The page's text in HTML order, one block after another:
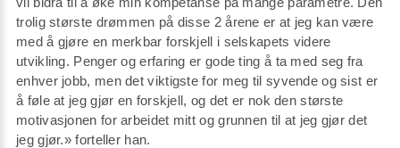
trolig største drømmen på disse 2 årene er at jeg kan være
med å gjøre en merkbar forskjell i selskapets videre
utvikling. Penger og erfaring er gode ting å ta med seg fra
enhver jobb, men det viktigste for meg til syvende og sist er
å føle at jeg gjør en forskjell, og det er nok den største
motivasjonen for arbeidet mitt og grunnen til at jeg gjør det
jeg gjør.» forteller han.